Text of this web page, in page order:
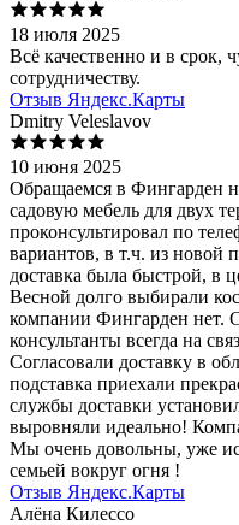
18 июля 2025
Всё качественно и в срок,
сотрудничеству.
Отзыв Яндекс.Карты
Dmitry Veleslavov
10 июня 2025
Обращаемся в Фингарден
садовую мебель для двух
проконсультировал по
вариантов, в т.ч. из новой
доставка была быстрой, в
Весной долго выбирали
компании Фингарден нет.
консультанты всегда на
Согласовали доставку в
подставка приехали
службы доставки
выровняли идеально!
Мы очень довольны, уже
семьей вокруг огня !
Отзыв Яндекс.Карты
Алёна Килессо